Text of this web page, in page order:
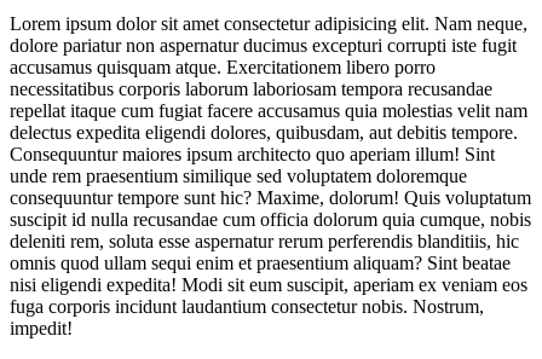
Lorem ipsum dolor sit amet consectetur adipisicing elit. Nam neque,
dolore pariatur non aspernatur ducimus excepturi corrupti iste fugit
accusamus quisquam atque. Exercitationem libero porro
necessitatibus corporis laborum laboriosam tempora recusandae
repellat itaque cum fugiat facere accusamus quia molestias velit nam
delectus expedita eligendi dolores, quibusdam, aut debitis tempore.
Consequuntur maiores ipsum architecto quo aperiam illum! Sint
unde rem praesentium similique sed voluptatem doloremque
consequuntur tempore sunt hic? Maxime, dolorum! Quis voluptatum
suscipit id nulla recusandae cum officia dolorum quia cumque, nobis
deleniti rem, soluta esse aspernatur rerum perferendis blanditiis, hic
omnis quod ullam sequi enim et praesentium aliquam? Sint beatae
nisi eligendi expedita! Modi sit eum suscipit, aperiam ex veniam eos
fuga corporis incidunt laudantium consectetur nobis. Nostrum,
impedit!